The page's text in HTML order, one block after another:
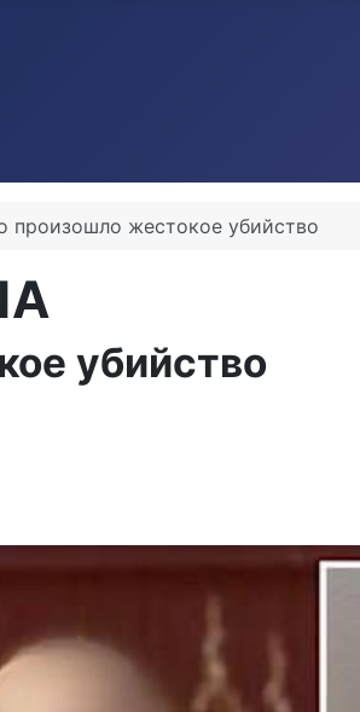
произошло жестокое убийство
убийство